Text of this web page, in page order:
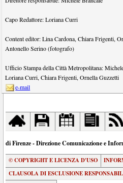
Capo Redattore:Loriana Curri
Content editor:Lina Cardona,Chiara Frigenti,
Antonello Serino (fotografo)
Ufficio Stampa della Città Metropolitana:
Loriana Curri,Chiara Frigenti,Ornella Guzzetti
e-mail
di Firenze - Direzione Comunicazione e
© COPYRIGHT E LICENZA D'USO
CLAUSOLA DI ESCLUSIONE